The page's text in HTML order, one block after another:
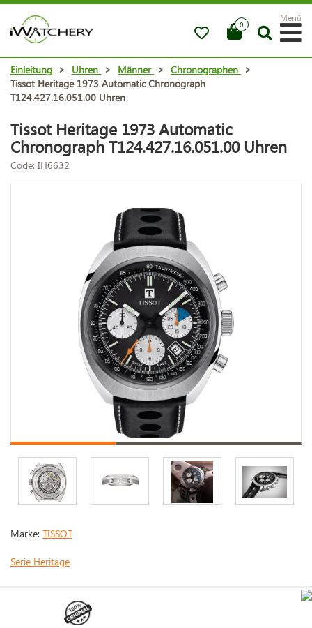
0
Menü
Einleitung > Uhren > Männer > Chronographen >
Tissot Heritage 1973 Automatic Chronograph
T124.427.16.051.00 Uhren
Tissot Heritage 1973 Automatic
Chronograph T124.427.16.051.00 Uhren
Code: IH6632
Marke: TISSOT
Serie Heritage